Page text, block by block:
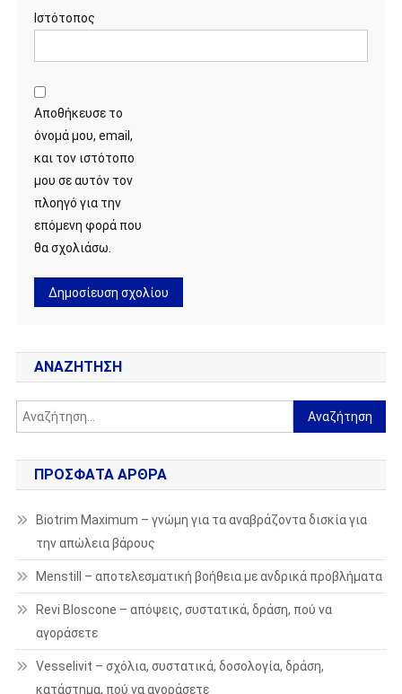
Ιστότοπος
Αποθήκευσε το
όνομά μου, email,
και τον ιστότοπο
μου σε αυτόν τον
πλοηγό για την
επόμενη φορά που
θα σχολιάσω.
ΑΝΑΖΉΤΗΣΗ
Αναζήτηση
για:
ΠΡΌΣΦΑΤΑ ΆΡΘΡΑ
Biotrim Maximum – γνώμη για τα αναβράζοντα δισκία για
την απώλεια βάρους
Menstill – αποτελεσματική βοήθεια με ανδρικά προβλήματα
Revi Bloscone – απόψεις, συστατικά, δράση, πού να
αγοράσετε
Vesselivit – σχόλια, συστατικά, δοσολογία, δράση,
κατάστημα, πού να αγοράσετε